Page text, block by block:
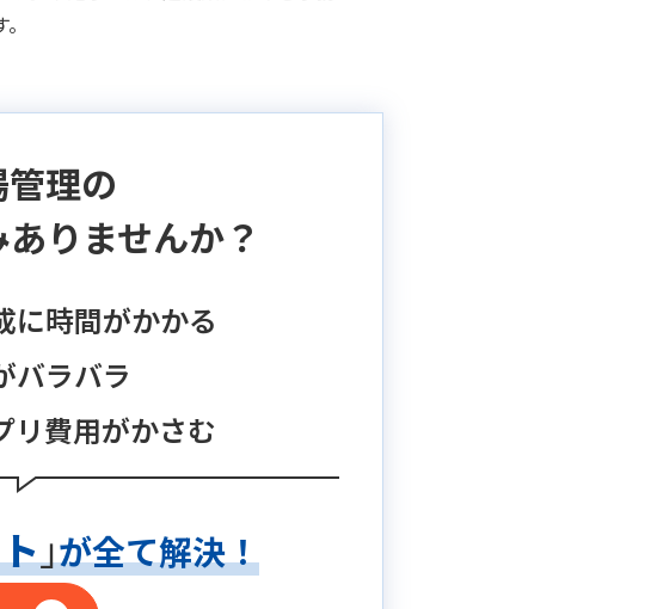
理の
ありませんか？
に時間がかかる
バラバラ
リ費用がかさむ
」
が全て解決！